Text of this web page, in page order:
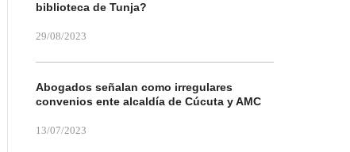
biblioteca de Tunja?
29/08/2023
Abogados señalan como irregulares
convenios ente alcaldía de Cúcuta y AMC
13/07/2023